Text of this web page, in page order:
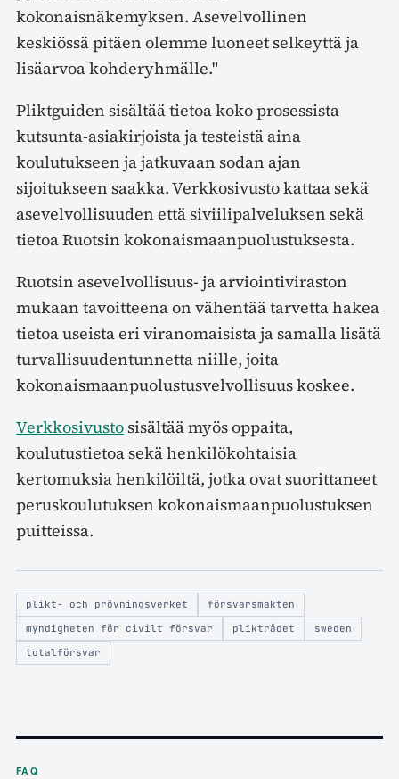
kokonaisnäkemyksen. Asevelvollinen
keskiössä pitäen olemme luoneet selkeyttä ja
lisäarvoa kohderyhmälle."
Pliktguiden sisältää tietoa koko prosessista
kutsunta-asiakirjoista ja testeistä aina
koulutukseen ja jatkuvaan sodan ajan
sijoitukseen saakka. Verkkosivusto kattaa sekä
asevelvollisuuden että siviilipalveluksen sekä
tietoa Ruotsin kokonaismaanpuolustuksesta.
Ruotsin asevelvollisuus- ja arviointiviraston
mukaan tavoitteena on vähentää tarvetta hakea
tietoa useista eri viranomaisista ja samalla lisätä
turvallisuudentunnetta niille, joita
kokonaismaanpuolustusvelvollisuus koskee.
Verkkosivusto sisältää myös oppaita,
koulutustietoa sekä henkilökohtaisia
kertomuksia henkilöiltä, jotka ovat suorittaneet
peruskoulutuksen kokonaismaanpuolustuksen
puitteissa.
plikt- och prövningsverket
försvarsmakten
myndigheten för civilt försvar
pliktrådet
sweden
totalförsvar
FAQ